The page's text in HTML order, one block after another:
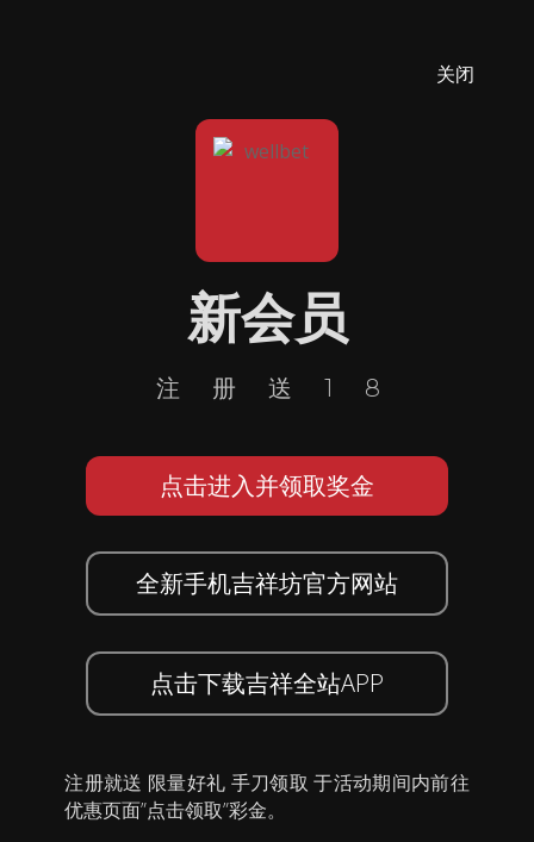
关闭
新会员
注册送18
点击进入并领取奖金
全新手机吉祥坊官方网站
点击下载吉祥全站APP
注册就送 限量好礼 手刀领取 于活动期间内前往
优惠页面”点击领取”彩金。